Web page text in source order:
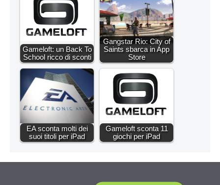
Gameloft: un Back To
School ricco di sconti
Gangstar Rio: City of
Saints sbarca in App
Store
EA sconta molti dei
suoi titoli per iPad
Gameloft sconta 11
giochi per iPad